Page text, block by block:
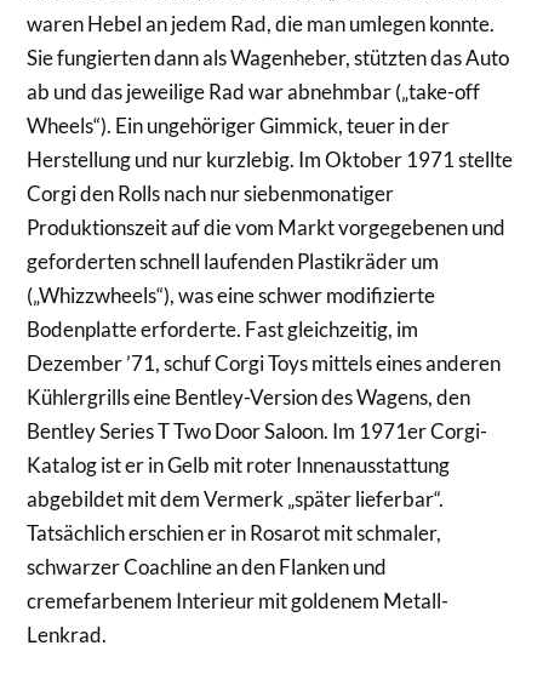
waren Hebel an jedem Rad, die man umlegen konnte.
Sie fungierten dann als Wagenheber, stützten das Auto
ab und das jeweilige Rad war abnehmbar („take-off
Wheels“). Ein ungehöriger Gimmick, teuer in der
Herstellung und nur kurzlebig. Im Oktober 1971 stellte
Corgi den Rolls nach nur siebenmonatiger
Produktionszeit auf die vom Markt vorgegebenen und
geforderten schnell laufenden Plastikräder um
(„Whizzwheels“), was eine schwer modifizierte
Bodenplatte erforderte. Fast gleichzeitig, im
Dezember ’71, schuf Corgi Toys mittels eines anderen
Kühlergrills eine Bentley-Version des Wagens, den
Bentley Series T Two Door Saloon. Im 1971er Corgi-
Katalog ist er in Gelb mit roter Innenausstattung
abgebildet mit dem Vermerk „später lieferbar“.
Tatsächlich erschien er in Rosarot mit schmaler,
schwarzer Coachline an den Flanken und
cremefarbenem Interieur mit goldenem Metall-
Lenkrad.